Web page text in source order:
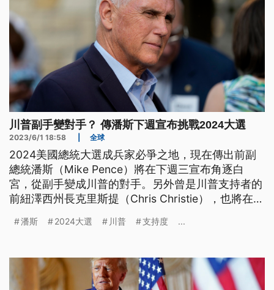
川普副手變對手？ 傳潘斯下週宣布挑戰2024大選
2023/6/1 18:58 全球
2024美國總統大選成兵家必爭之地，現在傳出前副
總統潘斯（Mike Pence）將在下週三宣布角逐白
宮，從副手變成川普的對手。另外曾是川普支持者的
前紐澤西州長克里斯提（Chris Christie），也將在下
潘斯 2024大選 川普 支持度 ...